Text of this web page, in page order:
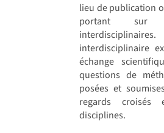
lieu de publication
portant sur
interdisciplinaire
échange
questions de
posées et
regards croisés
disciplines.